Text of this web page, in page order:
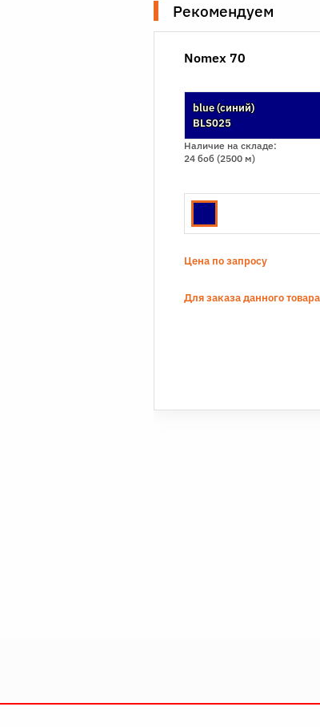
Рекомендуем
Nomex 70
blue (синий)
BLS025
Наличие на складе:
24 боб (2500 м)
Цена по запросу
Для заказа данного